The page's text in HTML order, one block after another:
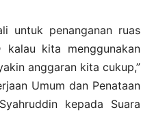
untuk penanganan ruas
kita menggunakan
anggaran kita cukup,”
Umum dan Penataan
kepada Suara